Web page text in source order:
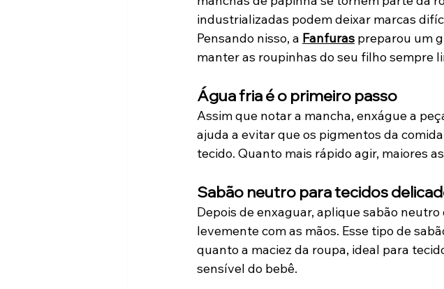
industrializadas podem deixar marcas
Pensando nisso, a Fanfuras preparou um
manter as roupinhas do seu filho sempre
Água fria é o primeiro passo
Assim que notar a mancha, enxágue a
ajuda a evitar que os pigmentos da
tecido. Quanto mais rápido agir, maiores
Sabão neutro para tecidos
Depois de enxaguar, aplique sabão
levemente com as mãos. Esse tipo de
quanto a maciez da roupa, ideal para
sensível do bebê.